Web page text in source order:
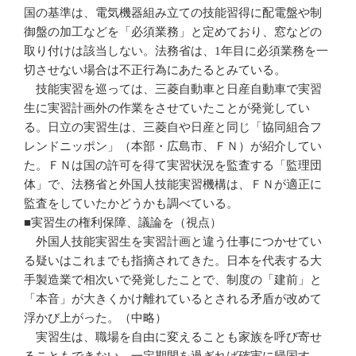
国の基準は、電気機器組み立ての技能習得に配電盤や制
御盤の加工などを「必須業務」と定めており、窓などの
取り付けは該当しない。法務省は、1年目に必須業務を一
切させない場合は不正行為にあたるとみている。
技能実習を巡っては、三菱自動車と日産自動車で実習
生に実習計画外の作業をさせていたことが発覚してい
る。日立の実習生は、三菱自や日産と同じ「協同組合フ
レンドニッポン」（本部・広島市、ＦＮ）が紹介してい
た。ＦＮは国の許可を得て実習状況を監査する「監理団
体」で、法務省と外国人技能実習機構は、ＦＮが適正に
監査をしていたかどうかも調べている。
■実習生の権利保障、議論を（視点）
外国人技能実習生を実習計画と違う仕事につかせてい
る疑いはこれまでも指摘されてきた。日本を代表する大
手製造業で相次いで発覚したことで、制度の「建前」と
「本音」が大きくかけ離れているとされる矛盾が改めて
浮かび上がった。（中略）
実習生は、職場を自由に変えることも家族を呼び寄せ